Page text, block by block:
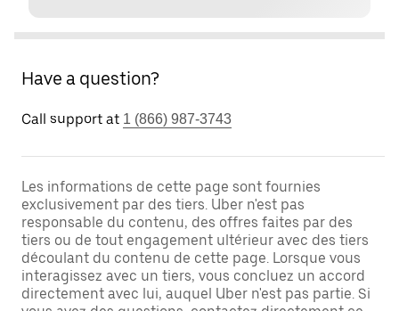
Have a question?
Call support at 1 (866) 987-3743
Les informations de cette page sont fournies
exclusivement par des tiers. Uber n'est pas
responsable du contenu, des offres faites par des
tiers ou de tout engagement ultérieur avec des tiers
découlant du contenu de cette page. Lorsque vous
interagissez avec un tiers, vous concluez un accord
directement avec lui, auquel Uber n'est pas partie. Si